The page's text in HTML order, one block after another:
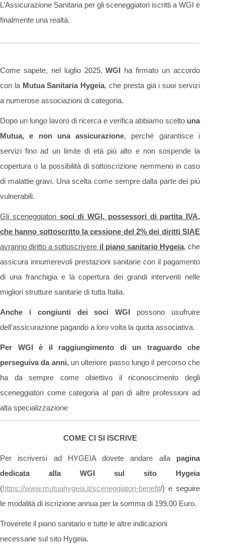
L’Assicurazione Sanitaria per gli sceneggiatori iscritti a WGI è
finalmente una realtà.
Come sapete, nel luglio 2025,WGI ha firmato un accordo
con la Mutua Sanitaria Hygeia, che presta già i suoi servizi
a numerose associazioni di categoria.
Dopo un lungo lavoro di ricerca e verifica abbiamo scelto una
Mutua, e non una assicurazione, perché garantisce i
servizi fino ad un limite di età più alto e non sospende la
copertura o la possibilità di sottoscrizione nemmeno in caso
di malattie gravi. Una scelta come sempre dalla parte dei più
vulnerabili.
Gli sceneggiatori soci di WGI, possessori di partita IVA,
che hanno sottoscritto la cessione del 2% dei diritti SIAE
avranno diritto a sottoscrivere il piano sanitario Hygeia, che
assicura innumerevoli prestazioni sanitarie con il pagamento
di una franchigia e la copertura dei grandi interventi nelle
migliori strutture sanitarie di tutta Italia.
Anche i congiunti dei soci WGI possono usufruire
dell’assicurazione pagando a loro volta la quota associativa.
Per WGI è il raggiungimento di un traguardo che
perseguiva da anni,un ulteriore passo lungo il percorso che
ha da sempre come obiettivo il riconoscimento degli
sceneggiatori come categoria al pari di altre professioni ad
alta specializzazione
COME CI SI ISCRIVE
Per iscriversi ad HYGEIA dovete andare alla pagina
dedicata alla WGI sul sito Hygeia
(https://www.mutuahygeia.it/sceneggiatori-benefit/) e seguire
le modalità di iscrizione annua per la somma di 199,00 Euro.
Troverete il piano sanitario e tutte le altre indicazioni
necessarie sul sito Hygeia.